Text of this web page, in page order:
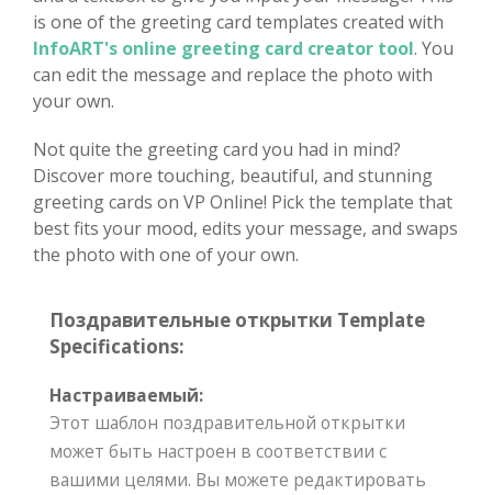
is one of the greeting card templates created with
InfoART's online greeting card creator tool. You
can edit the message and replace the photo with
your own.
Not quite the greeting card you had in mind?
Discover more touching, beautiful, and stunning
greeting cards on VP Online! Pick the template that
best fits your mood, edits your message, and swaps
the photo with one of your own.
Поздравительные открытки Template
Specifications:
Настраиваемый:
Этот шаблон поздравительной открытки
может быть настроен в соответствии с
вашими целями. Вы можете редактировать